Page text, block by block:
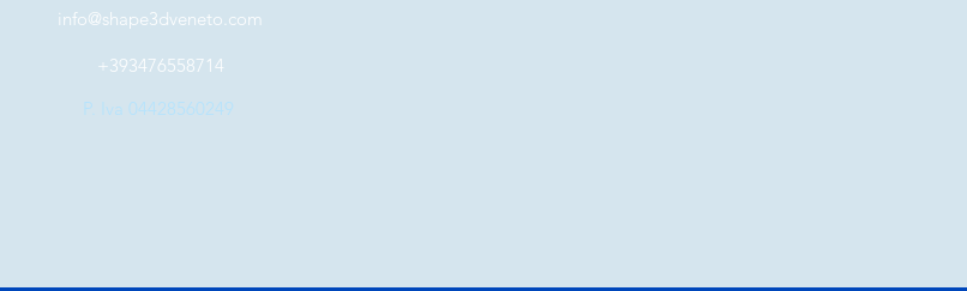
info@shape3dveneto.com
+393476558714
P. Iva 04428560249